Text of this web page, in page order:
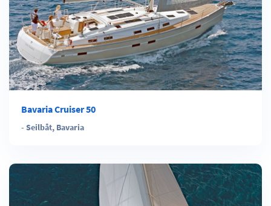
Bavaria Cruiser 50
- Seilbåt, Bavaria